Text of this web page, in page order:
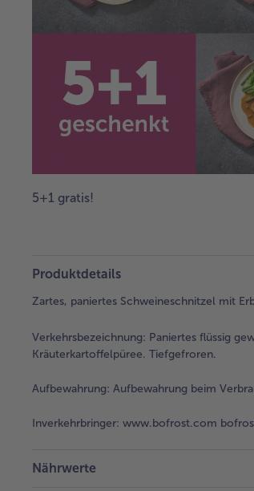
5+1 gratis!
Produktdetails
Zartes, paniertes Schweineschnitzel mit
Verkehrsbezeichnung: Paniertes flüssig
Kräuterkartoffelpüree. Tiefgefroren.
Aufbewahrung: Aufbewahrung beim
Inverkehrbringer: www.bofrost.com
Nährwerte